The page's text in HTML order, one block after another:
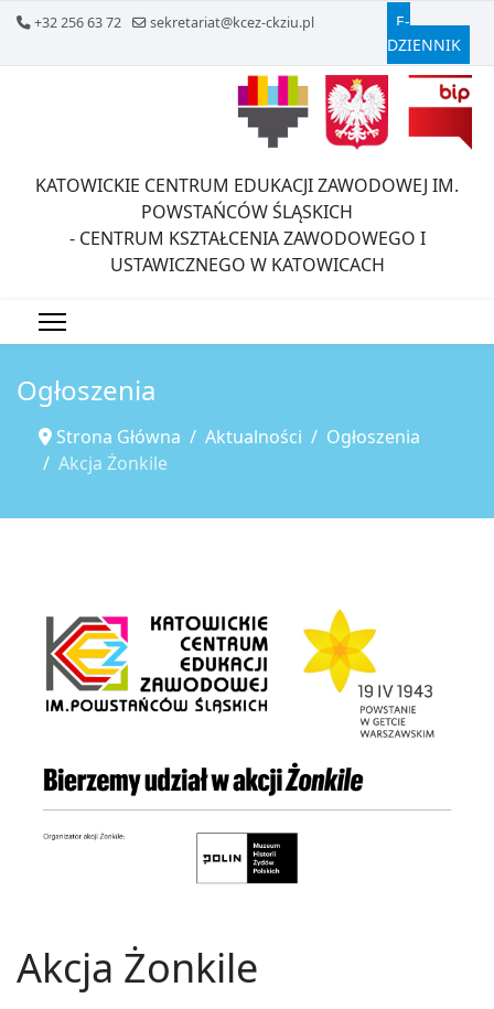
+32 256 63 72 sekretariat@kcez-ckziu.pl
E-
DZIENNIK
KATOWICKIE CENTRUM EDUKACJI ZAWODOWEJ IM.
POWSTAŃCÓW ŚLĄSKICH
- CENTRUM KSZTAŁCENIA ZAWODOWEGO I
USTAWICZNEGO W KATOWICACH
Ogłoszenia
Strona Główna Aktualności
Ogłoszenia
Akcja Żonkile
Akcja Żonkile